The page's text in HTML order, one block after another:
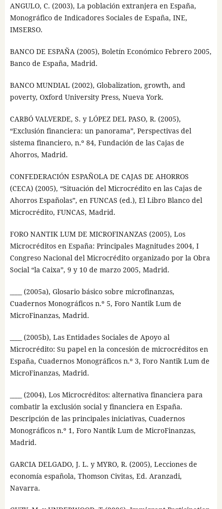
ANGULO, C. (2003), La población extranjera en España,
Monográfico de Indicadores Sociales de España, INE,
IMSERSO.
BANCO DE ESPAÑA (2005), Boletín Económico Febrero 2005,
Banco de España, Madrid.
BANCO MUNDIAL (2002), Globalization, growth, and
poverty, Oxford University Press, Nueva York.
CARBÓ VALVERDE, S. y LÓPEZ DEL PASO, R. (2005),
“Exclusión financiera: un panorama”, Perspectivas del
sistema financiero, n.º 84, Fundación de las Cajas de
Ahorros, Madrid.
CONFEDERACIÓN ESPAÑOLA DE CAJAS DE AHORROS
(CECA) (2005), “Situación del Microcrédito en las Cajas de
Ahorros Españolas”, en FUNCAS (ed.), El Libro Blanco del
Microcrédito, FUNCAS, Madrid.
FORO NANTIK LUM DE MICROFINANZAS (2005), Los
Microcréditos en España: Principales Magnitudes 2004, I
Congreso Nacional del Microcrédito organizado por la Obra
Social “la Caixa”, 9 y 10 de marzo 2005, Madrid.
____ (2005a), Glosario básico sobre microfinanzas,
Cuadernos Monográficos n.º 5, Foro Nantik Lum de
MicroFinanzas, Madrid.
____ (2005b), Las Entidades Sociales de Apoyo al
Microcrédito: Su papel en la concesión de microcréditos en
España, Cuadernos Monográficos n.º 3, Foro Nantik Lum de
MicroFinanzas, Madrid.
____ (2004), Los Microcréditos: alternativa financiera para
combatir la exclusión social y financiera en España.
Descripción de las principales iniciativas, Cuadernos
Monográficos n.º 1, Foro Nantik Lum de MicroFinanzas,
Madrid.
GARCIA DELGADO, J. L. y MYRO, R. (2005), Lecciones de
economía española, Thomson Civitas, Ed. Aranzadi,
Navarra.